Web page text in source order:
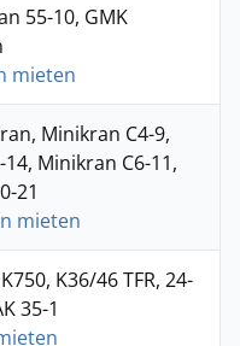
55-10, GMK
mieten
Minikran C4-9,
Minikran C6-11,
21
mieten
K36/46 TFR, 24-
35-1